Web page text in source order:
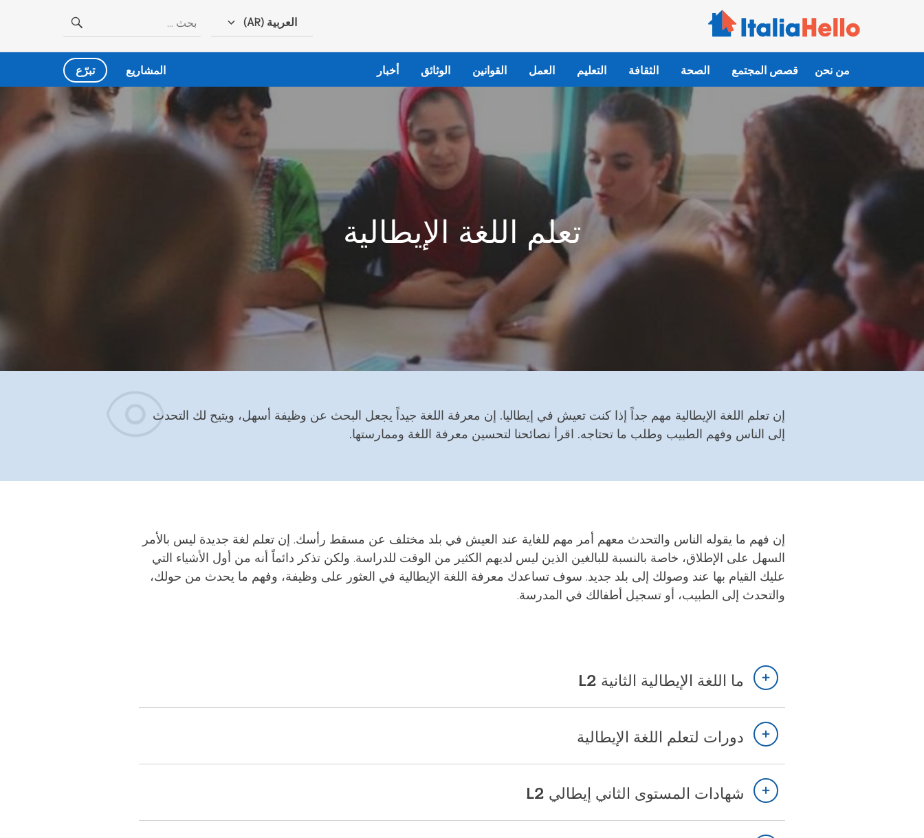
عن:
العربية (AR)
من نحن قصص المجتمع الصحة الثقافة التعليم العمل القوانين الوثائق أخبار المشاريع تبرّع
تعلم اللغة الإيطالية
إن تعلم اللغة الإيطالية مهم جداً إذا كنت تعيش في إيطاليا. إن معرفة اللغة جيداً يجعل البحث عن وظيفة أسهل، ويتيح لك التحدث
إلى الناس وفهم الطبيب وطلب ما تحتاجه. اقرأ نصائحنا لتحسين معرفة اللغة وممارستها.
إن فهم ما يقوله الناس والتحدث معهم أمر مهم للغاية عند العيش في بلد مختلف عن مسقط رأسك. إن تعلم لغة جديدة ليس بالأمر
السهل على الإطلاق، خاصة بالنسبة للبالغين الذين ليس لديهم الكثير من الوقت للدراسة. ولكن تذكر دائماً أنه من أول الأشياء التي
عليك القيام بها عند وصولك إلى بلد جديد. سوف تساعدك معرفة اللغة الإيطالية في العثور على وظيفة، وفهم ما يحدث من حولك،
والتحدث إلى الطبيب، أو تسجيل أطفالك في المدرسة.
ما اللغة الإيطالية الثانية L2
دورات لتعلم اللغة الإيطالية
شهادات المستوى الثاني إيطالي L2